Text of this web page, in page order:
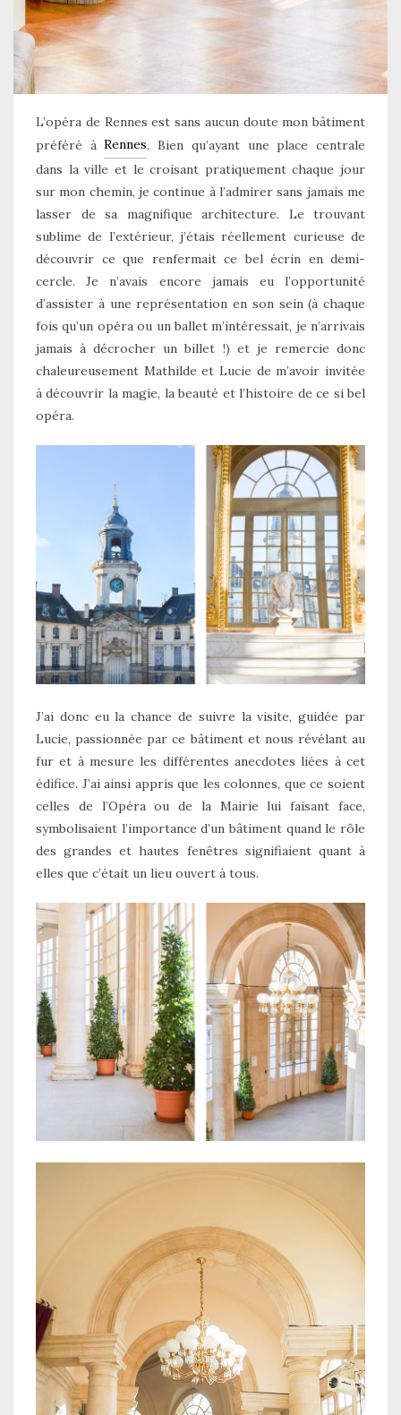
L’opéra de Rennes est sans aucun doute mon bâtiment
préféré àRennes. Bien qu’ayant une place centrale
dans la ville et le croisant pratiquement chaque jour
sur mon chemin, je continue à l’admirer sans jamais me
lasser de sa magnifique architecture. Le trouvant
sublime de l’extérieur, j’étais réellement curieuse de
découvrir ce que renfermait ce bel écrin en demi-
cercle. Je n’avais encore jamais eu l’opportunité
d’assister à une représentation en son sein (à chaque
fois qu’un opéra ou un ballet m’intéressait, je n’arrivais
jamais à décrocher un billet !) et je remercie donc
chaleureusement Mathilde et Lucie de m’avoir invitée
à découvrir la magie, la beauté et l’histoire de ce si bel
opéra.
J’ai donc eu la chance de suivre la visite, guidée par
Lucie, passionnée par ce bâtiment et nous révélant au
fur et à mesure les différentes anecdotes liées à cet
édifice. J’ai ainsi appris que les colonnes, que ce soient
celles de l’Opéra ou de la Mairie lui faisant face,
symbolisaient l’importance d’un bâtiment quand le rôle
des grandes et hautes fenêtres signifiaient quant à
elles que c’était un lieu ouvert à tous.